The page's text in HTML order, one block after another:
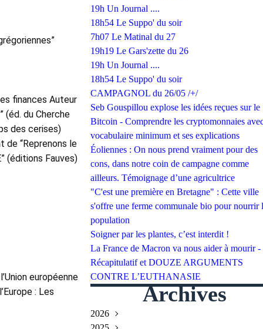
finances Auteur
(éd. du Cherche
des cerises)
de “Reprenons le
européenne
: Les
19h Un Journal ....
18h54 Le Suppo' du soir
7h07 Le Matinal du 27
19h19 Le Gars'zette du 26
19h Un Journal ....
18h54 Le Suppo' du soir
CAMPAGNOL du 26/05 /+/
Seb Gouspillou explose les idées reçues sur le
Bitcoin - Comprendre les cryptomonnaies
vocabulaire minimum et ses explications
Éoliennes : On nous prend vraiment pour des
cons, dans notre coin de campagne comme
ailleurs. Témoignage d’une agricultrice
"C'est une première en Bretagne" : Cette ville
s'offre une ferme communale bio pour nourrir
population
Soigner par les plantes, c’est interdit !
La France de Macron va nous aider à mourir -
Récapitulatif et DOUZE ARGUMENTS
CONTRE L’EUTHANASIE
Archives
2026